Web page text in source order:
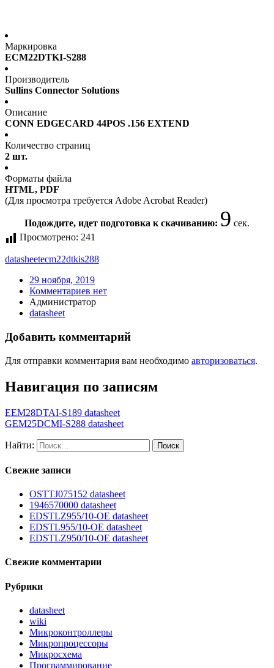
Маркировка
ECM22DTKI-S288
Производитель
Sullins Connector Solutions
Описание
CONN EDGECARD 44POS .156 EXTEND
Количество страниц
2 шт.
Форматы файла
HTML, PDF
(Для просмотра требуется Adobe Acrobat Reader)
Подождите, идет подготовка к скачиванию: 9 сек.
Просмотрено: 241
datasheetecm22dtkis288
29 ноября, 2019
Комментариев нет
Администратор
datasheet
Добавить комментарий
Для отправки комментария вам необходимо авторизоваться.
Навигация по записям
EEM28DTAI-S189 datasheet
GEM25DCMI-S288 datasheet
Найти:
Свежие записи
OSTTJ075152 datasheet
1946570000 datasheet
EDSTLZ955/10-OE datasheet
EDSTL955/10-OE datasheet
EDSTLZ950/10-OE datasheet
Свежие комментарии
Рубрики
datasheet
wiki
Микроконтроллеры
Микропроцессоры
Микросхема
Программирование